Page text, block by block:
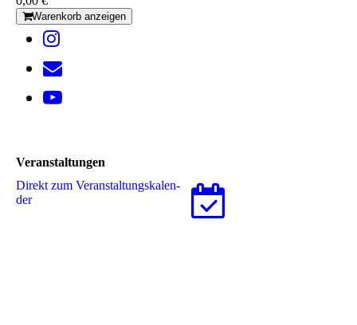
Warenkorb anzeigen
Veranstaltungen
Direkt zum Ver­an­stal­tungs­ka­len­
der